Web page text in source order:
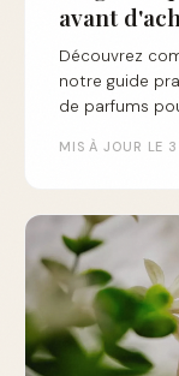
avant
Découvrez
notre guide
de parfums
MIS À JOUR LE